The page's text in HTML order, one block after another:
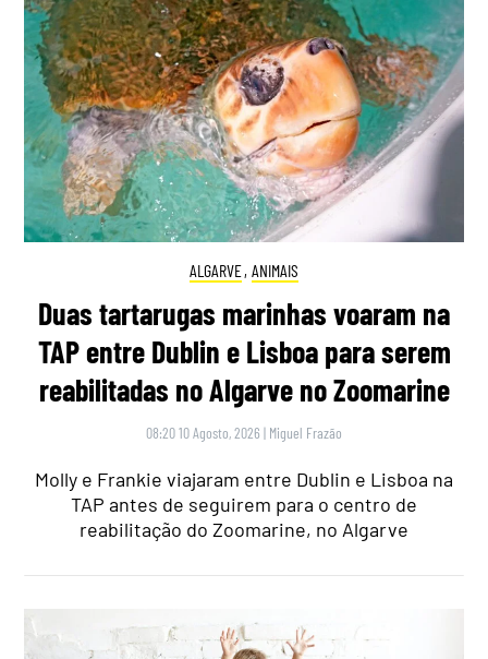
ALGARVE, ANIMAIS
Duas tartarugas marinhas voaram na
TAP entre Dublin e Lisboa para serem
reabilitadas no Algarve no Zoomarine
08:20 10 Agosto, 2026 | Miguel Frazão
Molly e Frankie viajaram entre Dublin e Lisboa na
TAP antes de seguirem para o centro de
reabilitação do Zoomarine, no Algarve